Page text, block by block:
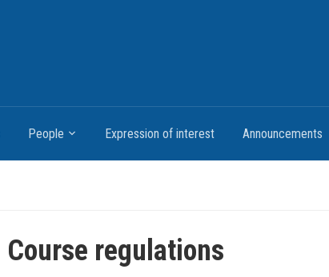
People Expression of interest Announcements
Course regulations